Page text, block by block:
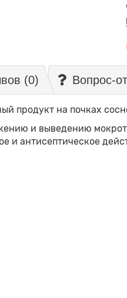
(0) Вопрос-
продукт на почках
и выведению
и антисептическое